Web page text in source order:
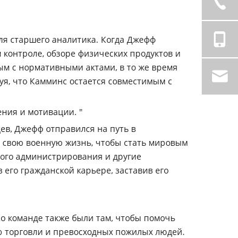
старшего аналитика. Когда Джефф
обзоре физических продуктов и
с нормативными актами, в то же время
что Камминс остается совместимым с
и мотивации. "
Джефф отправился на путь в
свою военную жизнь, чтобы стать мировым
администрирования и другие
гражданской карьере, заставив его
команде также были там, чтобы помочь
и превосходных пожилых людей.